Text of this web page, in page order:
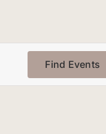
Find Events